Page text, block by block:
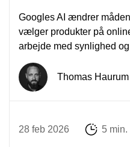
Googles AI ændrer
vælger produkter på
arbejde med synlighed
Thomas Haurum
28 feb 2026 5